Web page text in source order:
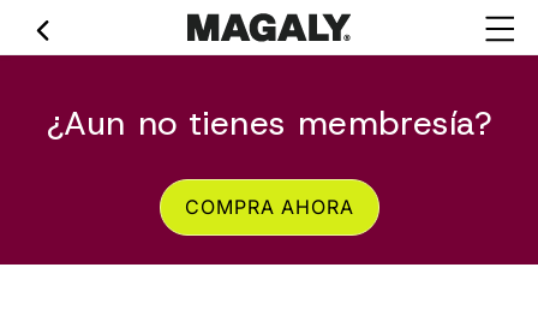
directamente
al contenido
¿Aun no tienes membresía?
COMPRA AHORA